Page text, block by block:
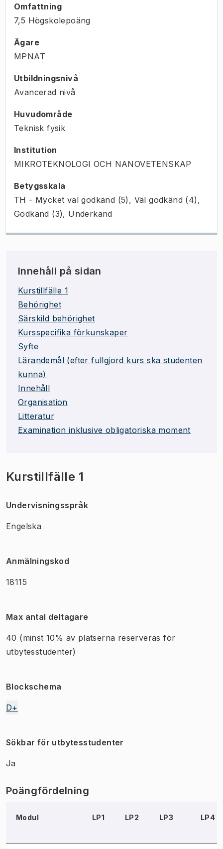
Omfattning
7,5 Högskolepoäng
Ägare
MPNAT
Utbildningsnivå
Avancerad nivå
Huvudområde
Teknisk fysik
Institution
MIKROTEKNOLOGI OCH NANOVETENSKAP
Betygsskala
TH - Mycket väl godkänd (5), Väl godkänd (4),
Godkänd (3), Underkänd
Innehåll på sidan
Kurstillfälle 1
Behörighet
Särskild behörighet
Kursspecifika förkunskaper
Syfte
Lärandemål (efter fullgjord kurs ska studenten
kunna)
Innehåll
Organisation
Litteratur
Examination inklusive obligatoriska moment
Kurstillfälle 1
Undervisningsspråk
Engelska
Anmälningskod
18115
Max antal deltagare
40 (minst 10% av platserna reserveras för
utbytesstudenter)
Blockschema
D+
Sökbar för utbytesstudenter
Ja
Poängfördelning
Modul LP1 LP2 LP3 LP4